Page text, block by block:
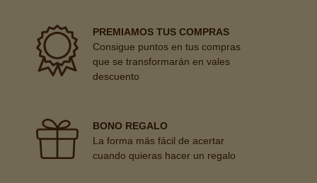
PREMIAMOS TUS COMPRAS
Consigue puntos en tus compras
que se transformarán en vales
descuento
BONO REGALO
La forma más fácil de acertar
cuando quieras hacer un regalo